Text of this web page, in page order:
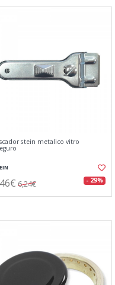
stein metalico vitro
6,24€ - 29%